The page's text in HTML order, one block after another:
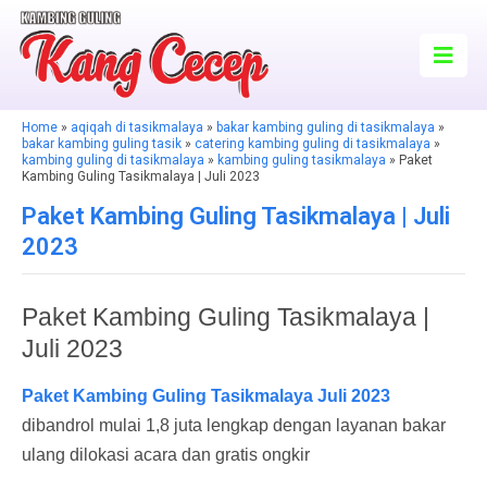
Home » aqiqah di tasikmalaya » bakar kambing guling di tasikmalaya »
bakar kambing guling tasik » catering kambing guling di tasikmalaya »
kambing guling di tasikmalaya » kambing guling tasikmalaya » Paket
Kambing Guling Tasikmalaya | Juli 2023
Paket Kambing Guling Tasikmalaya | Juli
2023
Paket Kambing Guling Tasikmalaya |
Juli 2023
Paket Kambing Guling Tasikmalaya Juli 2023
dibandrol mulai 1,8 juta lengkap dengan layanan bakar
ulang dilokasi acara dan gratis ongkir